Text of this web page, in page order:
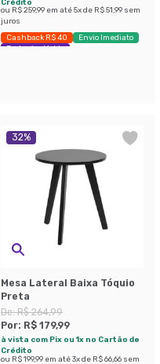
ou R$ 259,99 em até5x de R$ 51,99 sem
juros
Cashback R$ 40
Envio Imediato
Exclusivo Mobly
32%
Mesa Lateral Baixa Tóquio
Preta
De:R$ 264,99
Por: R$ 179,99
à vista com Pix ou 1x no Cartão de
Crédito
ou R$ 199,99 em até3x de R$ 66,66 sem